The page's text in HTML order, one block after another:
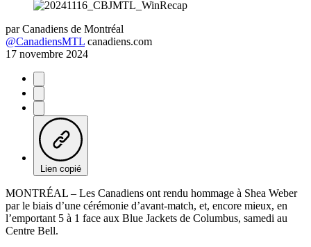
par Canadiens de Montréal
@CanadiensMTL canadiens.com
17 novembre 2024
Lien copié
MONTRÉAL – Les Canadiens ont rendu hommage à Shea Weber
par le biais d’une cérémonie d’avant-match, et, encore mieux, en
l’emportant 5 à 1 face aux Blue Jackets de Columbus, samedi au
Centre Bell.